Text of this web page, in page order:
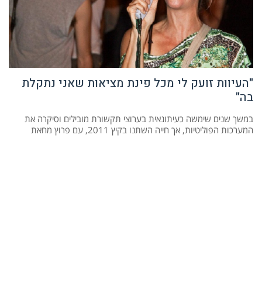
"העיוות זועק לי מכל פינת מציאות שאני נתקלת
בה"
במשך שנים שימשה כעיתונאית בערוצי תקשורת מובילים וסיקרה את
המערכות הפוליטיות, אך חייה השתנו בקיץ 2011, עם פרוץ מחאת